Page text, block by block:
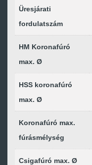
Üresjárati
fordulatszám
HM Koronafúró
max. Ø
HSS koronafúró
max. Ø
Koronafúró max.
fúrásmélység
Csigafúró max. Ø